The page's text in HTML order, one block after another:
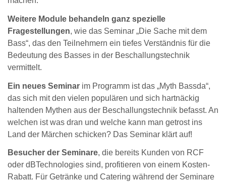
Weitere Module behandeln ganz spezielle
Fragestellungen, wie das Seminar „Die Sache mit dem
Bass“, das den Teilnehmern ein tiefes Verständnis für die
Bedeutung des Basses in der Beschallungstechnik
vermittelt.
Ein neues Seminar im Programm ist das „Myth Bassda“,
das sich mit den vielen populären und sich hartnäckig
haltenden Mythen aus der Beschallungstechnik befasst. An
welchen ist was dran und welche kann man getrost ins
Land der Märchen schicken? Das Seminar klärt auf!
Besucher der Seminare, die bereits Kunden von RCF
oder dBTechnologies sind, profitieren von einem Kosten-
Rabatt. Für Getränke und Catering während der Seminare